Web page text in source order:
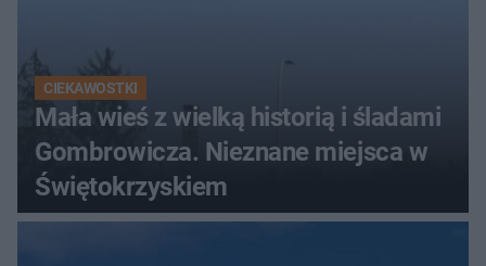
CIEKAWOSTKI
Mała wieś z wielką historią i śladami
Gombrowicza. Nieznane miejsca w
Świętokrzyskiem